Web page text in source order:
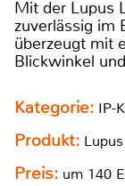
Mit der Lupus
zuverlässig im
überzeugt mit
Blickwinkel
Kategorie: IP-
Produkt:
Preis: um 140